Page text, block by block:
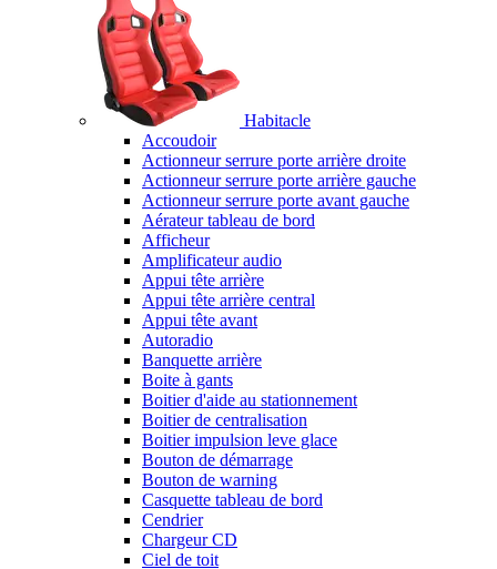
Habitacle
Accoudoir
Actionneur serrure porte arrière droite
Actionneur serrure porte arrière gauche
Actionneur serrure porte avant gauche
Aérateur tableau de bord
Afficheur
Amplificateur audio
Appui tête arrière
Appui tête arrière central
Appui tête avant
Autoradio
Banquette arrière
Boite à gants
Boitier d'aide au stationnement
Boitier de centralisation
Boitier impulsion leve glace
Bouton de démarrage
Bouton de warning
Casquette tableau de bord
Cendrier
Chargeur CD
Ciel de toit